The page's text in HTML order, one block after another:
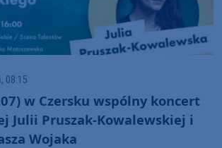
08:15
w Czersku wspólny koncert
Julii Pruszak-Kowalewskiej i
Wojaka